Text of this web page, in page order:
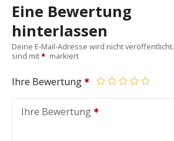
Eine Bewertung
hinterlassen
Deine E-Mail-Adresse wird nicht veröffentlicht.
sind mit
markiert
Ihre Bewertung
Ihre Bewertung